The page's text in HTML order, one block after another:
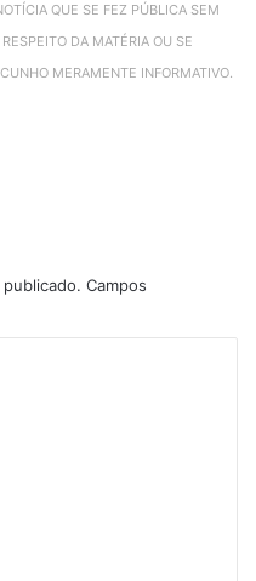
QUE SE FEZ PÚBLICA SEM
DA MATÉRIA OU SE
MERAMENTE INFORMATIVO.
Campos